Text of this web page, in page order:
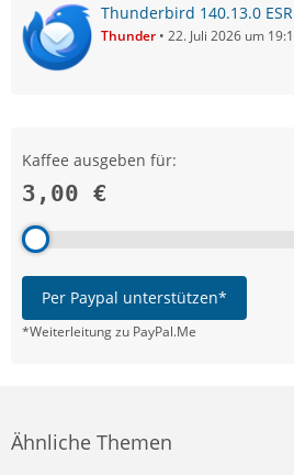
Thunderbird 140.13.0
Thunder 22. Juli 2026 um
Kaffee ausgeben für:
3,00 €
Per Paypal unterstützen*
*Weiterleitung zu PayPal.Me
Ähnliche Themen